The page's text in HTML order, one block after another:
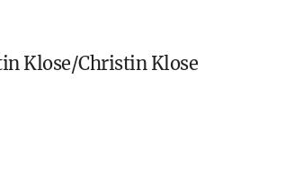
Klose/Christin Klose